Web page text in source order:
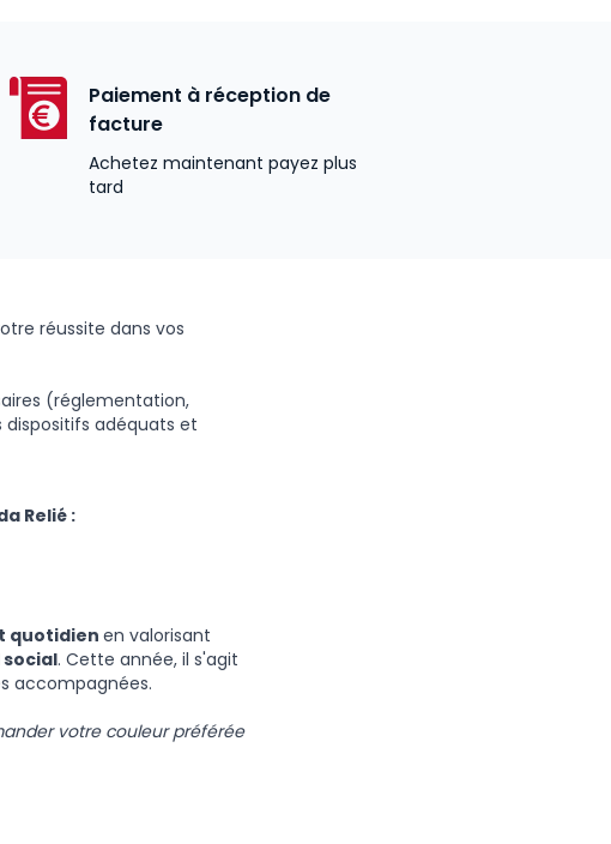
Paiement à réception de
facture
Achetez maintenant payez plus
tard
réussite dans vos
(réglementation,
adéquats et
Relié :
quotidienen valorisant
. Cette année, il s'agit
accompagnées.
votre couleur préférée